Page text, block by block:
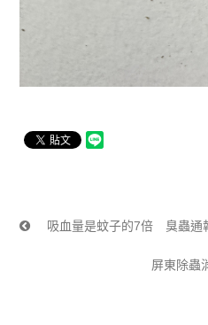
吸血量是蚊子的7倍 臭蟲通
屏東除蟲